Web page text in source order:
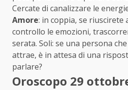
Cercate di canalizzare le
Amore: in coppia, se riuscirete
controllo le emozioni,
serata. Soli: se una persona
attrae, è in attesa di una
parlare?
Oroscopo 29